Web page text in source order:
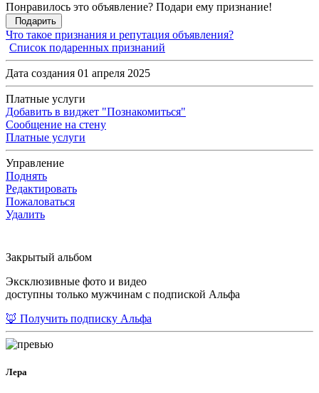
Понравилось это объявление? Подари ему признание!
Подарить
Что такое признания и репутация объявления?
Список подаренных признаний
Дата создания 01 апреля 2025
Платные услуги
Добавить в виджет "Познакомиться"
Сообщение на стену
Платные услуги
Управление
Поднять
Редактировать
Пожаловаться
Удалить
Закрытый альбом
Эксклюзивные фото и видео
доступны только мужчинам с подпиской Альфа
🦊 Получить подписку Альфа
Лера